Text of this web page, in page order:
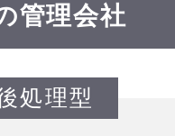
管理会社
処理型